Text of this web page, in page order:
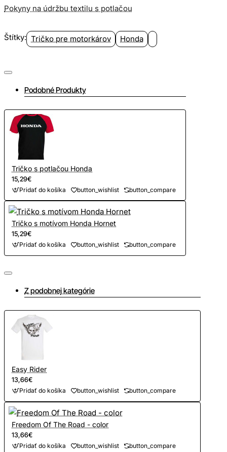
Pokyny na údržbu textilu s potlačou
Štítky: Tričko pre motorkárov Honda
Podobné Produkty
Tričko s potlačou Honda
15,29€
Pridať do košíka button_wishlist button_compare
Tričko s motívom Honda Hornet
15,29€
Pridať do košíka button_wishlist button_compare
Z podobnej kategórie
Easy Rider
13,66€
Pridať do košíka button_wishlist button_compare
Freedom Of The Road - color
13,66€
Pridať do košíka button_wishlist button_compare